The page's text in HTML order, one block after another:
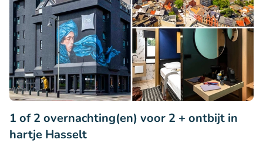
1 of 2 overnachting(en) voor 2 + ontbijt in
hartje Hasselt